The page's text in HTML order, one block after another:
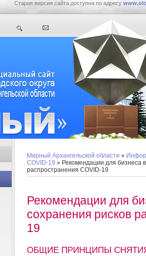
Старая версия сайта доступна по адресу
Мирный Архангельской области »
COVID-19 » Рекомендации для бизнеса
распространения COVID-19
Рекомендации для
сохранения рисков
19
ОБЩИЕ ПРИНЦИПЫ